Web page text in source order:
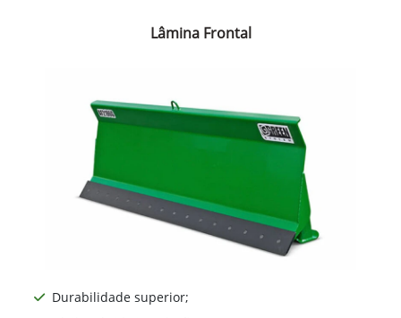
Lâmina Frontal
Durabilidade superior;